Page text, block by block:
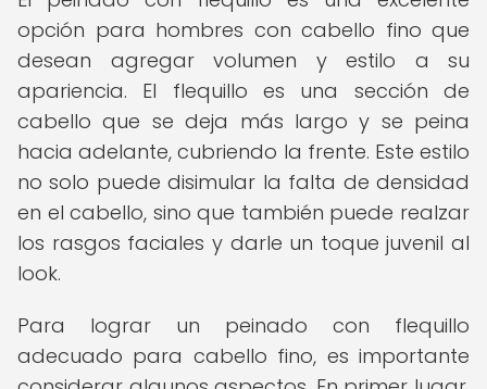
opción para hombres con cabello fino que
desean agregar volumen y estilo a su
apariencia. El flequillo es una sección de
cabello que se deja más largo y se peina
hacia adelante, cubriendo la frente. Este estilo
no solo puede disimular la falta de densidad
en el cabello, sino que también puede realzar
los rasgos faciales y darle un toque juvenil al
look.
Para lograr un peinado con flequillo
adecuado para cabello fino, es importante